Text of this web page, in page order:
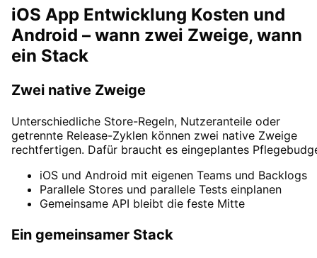
iOS App Entwicklung Kosten und
Android – wann zwei Zweige, wann
ein Stack
Zwei native Zweige
Unterschiedliche Store-Regeln, Nutzeranteile oder
getrennte Release-Zyklen können zwei native Zweige
rechtfertigen. Dafür braucht es eingeplantes
iOS und Android mit eigenen Teams und Backlogs
Parallele Stores und parallele Tests einplanen
Gemeinsame API bleibt die feste Mitte
Ein gemeinsamer Stack